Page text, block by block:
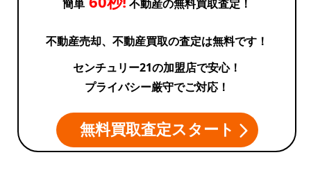
簡単 不動産の無料買取査定！
不動産売却、不動産買取の査定は無料です！
センチュリー21の加盟店で安心！
プライバシー厳守でご対応！
無料買取査定スタート